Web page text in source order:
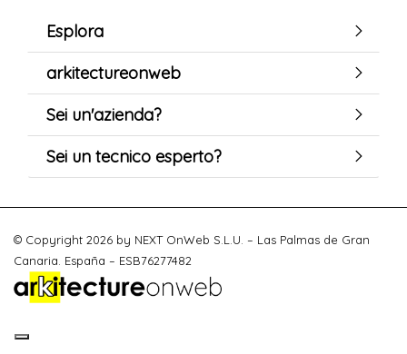
Esplora
arkitectureonweb
Sei un'azienda?
Sei un tecnico esperto?
© Copyright 2026 by NEXT OnWeb S.L.U. – Las Palmas de Gran
Canaria. España – ESB76277482